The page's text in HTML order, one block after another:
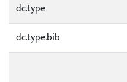
dc.type
dc.type.bib